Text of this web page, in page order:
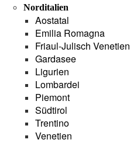
Norditalien
Aostatal
Emilia Romagna
Friaul-Julisch Venetien
Gardasee
Ligurien
Lombardei
Piemont
Südtirol
Trentino
Venetien